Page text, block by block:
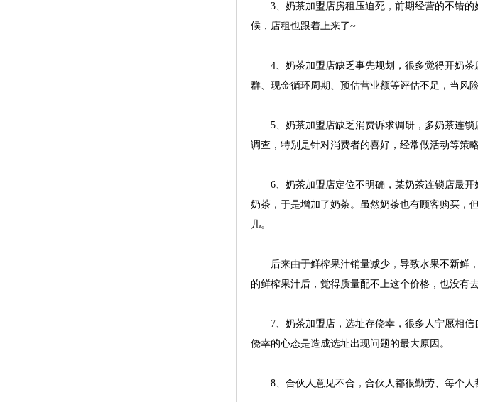
3、奶茶加盟店房租压迫死，前期经营的不错的
候，店租也跟着上来了~
4、奶茶加盟店缺乏事先规划，很多觉得开奶茶
群、现金循环周期、预估营业额等评估不足，当风
5、奶茶加盟店缺乏消费诉求调研，多奶茶连锁
调查，特别是针对消费者的喜好，经常做活动等策
6、奶茶加盟店定位不明确，某奶茶连锁店最开
奶茶，于是增加了奶茶。虽然奶茶也有顾客购买，
几。
后来由于鲜榨果汁销量减少，导致水果不新鲜，
的鲜榨果汁后，觉得质量配不上这个价格，也没有
7、奶茶加盟店，选址存侥幸，很多人宁愿相信
侥幸的心态是造成选址出现问题的最大原因。
8、合伙人意见不合，合伙人都很勤劳、每个人